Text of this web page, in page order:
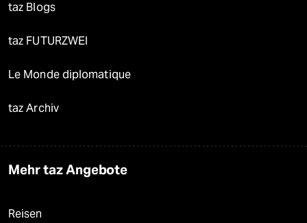
taz Blogs
taz FUTURZWEI
Le Monde diplomatique
taz Archiv
Mehr taz Angebote
Reisen